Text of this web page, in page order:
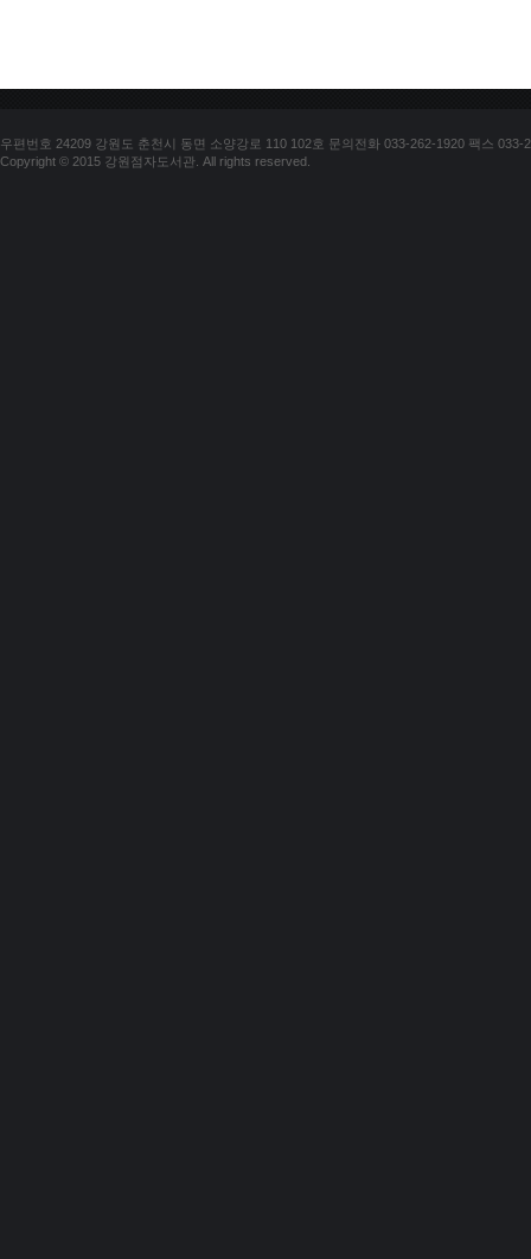
우편번호 24209 강원도 춘천시 동면 소양강로 110 102호 문의전화 033-262-1920 팩스 033-
Copyright © 2015 강원점자도서관. All rights reserved.